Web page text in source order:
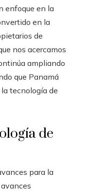
enfoque en la
en la
de
nos acercamos
ampliando
que Panamá
tecnología de
de
para la